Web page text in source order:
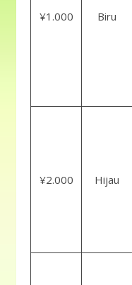
¥1.000 Biru
¥2.000 Hijau